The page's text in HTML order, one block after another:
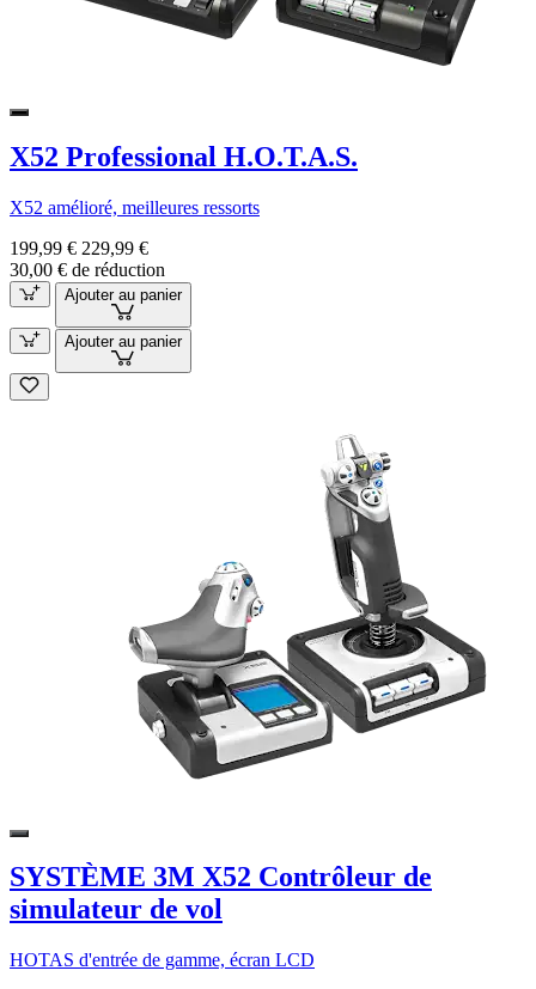
X52 Professional H.O.T.A.S.
X52 amélioré, meilleures ressorts
199,99 € 229,99 €
30,00 € de réduction
Ajouter au panier
Ajouter au panier
SYSTÈME 3M X52 Contrôleur de
simulateur de vol
HOTAS d'entrée de gamme, écran LCD